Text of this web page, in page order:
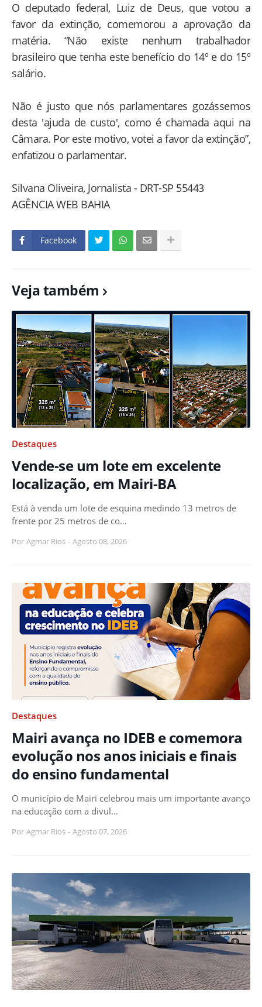
O deputado federal, Luiz de Deus, que votou a
favor da extinção, comemorou a aprovação da
matéria. “Não existe nenhum trabalhador
brasileiro que tenha este benefício do 14º e do 15º
salário.
Não é justo que nós parlamentares gozássemos
desta 'ajuda de custo', como é chamada aqui na
Câmara. Por este motivo, votei a favor da extinção”,
enfatizou o parlamentar.
Silvana Oliveira, Jornalista - DRT-SP 55443
AGÊNCIA WEB BAHIA
Facebook
Veja também
Destaques
Vende-se um lote em excelente
localização, em Mairi-BA
Está à venda um lote de esquina medindo 13 metros de
frente por 25 metros de co…
Por Agmar Rios - Agosto 08, 2026
Destaques
Mairi avança no IDEB e comemora
evolução nos anos iniciais e finais
do ensino fundamental
O município de Mairi celebrou mais um importante avanço
na educação com a divul…
Por Agmar Rios - Agosto 07, 2026